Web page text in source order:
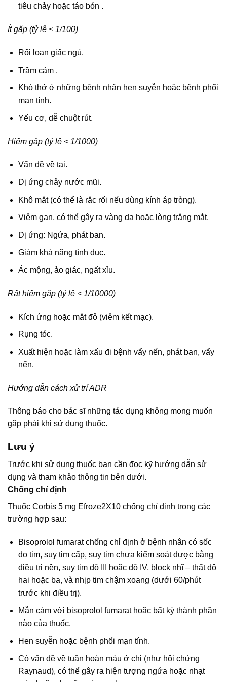
tiêu chảy hoặc táo bón .
Ít gặp (tỷ lệ < 1/100)
Rối loạn giấc ngủ.
Trầm cảm .
Khó thở ở những bệnh nhân hen suyễn hoặc bệnh phổi
mạn tính.
Yếu cơ, dễ chuột rút.
Hiếm gặp (tỷ lệ < 1/1000)
Vấn đề về tai.
Dị ứng chảy nước mũi.
Khô mắt (có thể là rắc rối nếu dùng kính áp tròng).
Viêm gan, có thể gây ra vàng da hoặc lòng trắng mắt.
Dị ứng: Ngứa, phát ban.
Giảm khả năng tình dục.
Ác mộng, ảo giác, ngất xỉu.
Rất hiếm gặp (tỷ lệ < 1/10000)
Kích ứng hoặc mắt đỏ (viêm kết mạc).
Rụng tóc.
Xuất hiện hoặc làm xấu đi bệnh vẩy nến, phát ban, vẩy
nến.
Hướng dẫn cách xử trí ADR
Thông báo cho bác sĩ những tác dụng không mong muốn
gặp phải khi sử dụng thuốc.
Lưu ý
Trước khi sử dụng thuốc bạn cần đọc kỹ hướng dẫn sử
dụng và tham khảo thông tin bên dưới.
Chống chỉ định
Thuốc Corbis 5 mg Efroze2X10 chống chỉ định trong các
trường hợp sau:
Bisoprolol fumarat chống chỉ định ở bệnh nhân có sốc
do tim, suy tim cấp, suy tim chưa kiểm soát được bằng
điều trị nền, suy tim độ III hoặc độ IV, block nhĩ – thất độ
hai hoặc ba, và nhịp tim chậm xoang (dưới 60/phút
trước khi điều trị).
Mẫn cảm với bisoprolol fumarat hoặc bất kỳ thành phần
nào của thuốc.
Hen suyễn hoặc bệnh phổi mạn tính.
Có vấn đề về tuần hoàn máu ở chi (như hội chứng
Raynaud), có thể gây ra hiện tượng ngứa hoặc nhạt